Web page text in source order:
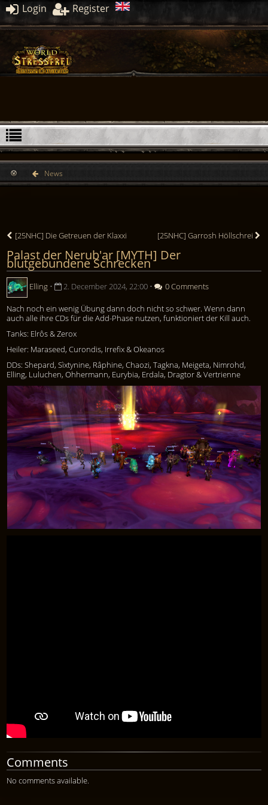
Login Register
News
[25NHC] Die Getreuen der Klaxxi [25NHC] Garrosh Höllschrei
Palast der Nerub'ar [MYTH] Der
blutgebundene Schrecken
Elling • 2. December 2024, 22:00 • 0 Comments
Nach noch ein wenig Übung dann doch nicht so schwer. Wenn dann
auch alle ihre CDs für die Add-Phase nutzen, funktioniert der Kill auch.
Tanks: Elrôs & Zerox
Heiler: Maraseed, Curondis, Irrefix & Okeanos
DDs: Shepard, Sìxtynine, Râphine, Chaozi, Tagkna, Meigeta, Nimrohd,
Elling, Luluchen, Ohhermann, Eurybia, Erdala, Dragtor & Vertrienne
Comments
No comments available.